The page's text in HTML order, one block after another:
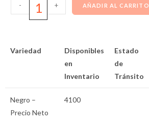
- + AÑADIR AL CARRITO
Variedad
Disponibles
en
Inventario
Estado
de
Tránsito
Negro –
Precio Neto
4100